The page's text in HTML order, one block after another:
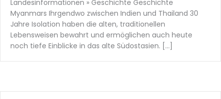
Landesinformationen » Geschichte Geschichte
Myanmars Ihrgendwo zwischen Indien und Thailand 30
Jahre Isolation haben die alten, traditionellen
Lebensweisen bewahrt und ermöglichen auch heute
noch tiefe Einblicke in das alte Südostasien. […]